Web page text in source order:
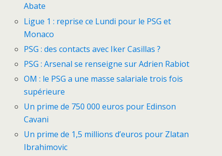
Abate
Ligue 1 : reprise ce Lundi pour le PSG et
Monaco
PSG : des contacts avec Iker Casillas ?
PSG : Arsenal se renseigne sur Adrien Rabiot
OM : le PSG a une masse salariale trois fois
supérieure
Un prime de 750 000 euros pour Edinson
Cavani
Un prime de 1,5 millions d’euros pour Zlatan
Ibrahimovic